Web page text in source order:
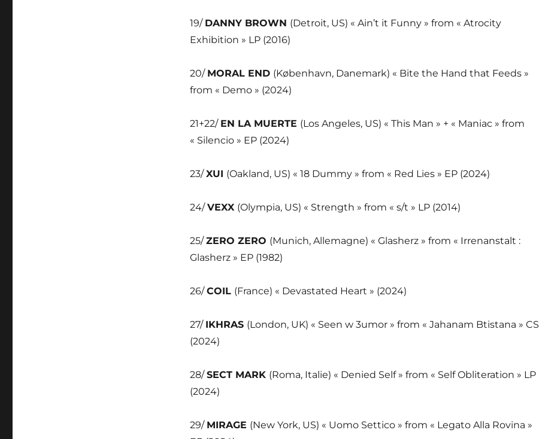
19/ DANNY BROWN (Detroit, US) « Ain’t it Funny » from « Atrocity
Exhibition » LP (2016)
20/ MORAL END (København, Danemark) « Bite the Hand that Feeds »
from « Demo » (2024)
21+22/ EN LA MUERTE (Los Angeles, US) « This Man » + « Maniac » from
« Silencio » EP (2024)
23/XUI (Oakland, US) « 18 Dummy » from « Red Lies » EP (2024)
24/VEXX (Olympia, US) « Strength » from « s/t » LP (2014)
25/ZERO ZERO (Munich, Allemagne) « Glasherz » from « Irrenanstalt :
Glasherz » EP (1982)
26/COIL (France) « Devastated Heart » (2024)
27/ IKHRAS (London, UK) « Seen w 3umor » from « Jahanam Btistana » CS
(2024)
28/SECT MARK (Roma, Italie) « Denied Self » from « Self Obliteration » LP
(2024)
29/ MIRAGE (New York, US) « Uomo Settico » from « Legato Alla Rovina »